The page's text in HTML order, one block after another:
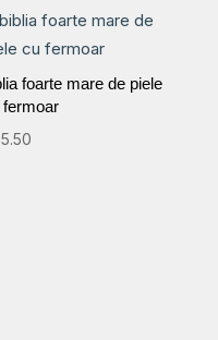
foarte mare de piele
fermoar